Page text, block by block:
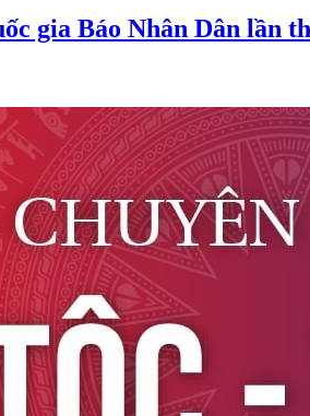
gia Báo Nhân Dân lần